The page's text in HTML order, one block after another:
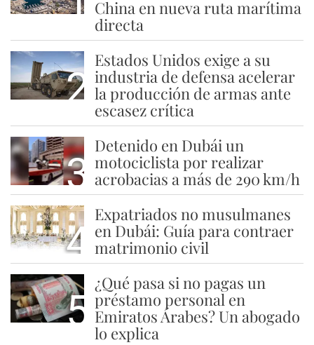
China en nueva ruta marítima
directa
2
Estados Unidos exige a su
industria de defensa acelerar
la producción de armas ante
escasez crítica
3
Detenido en Dubái un
motociclista por realizar
acrobacias a más de 290 km/h
4
Expatriados no musulmanes
en Dubái: Guía para contraer
matrimonio civil
5
¿Qué pasa si no pagas un
préstamo personal en
Emiratos Árabes? Un abogado
lo explica